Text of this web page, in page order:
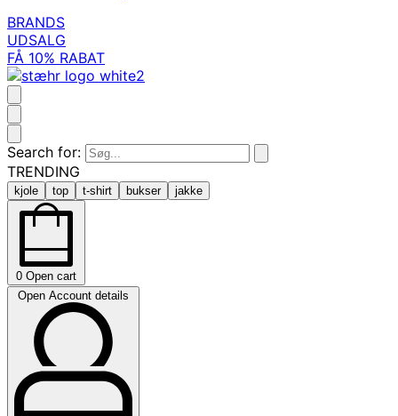
BRANDS
UDSALG
FÅ 10% RABAT
Search for:
TRENDING
kjole top t-shirt bukser jakke
0 Open cart
Open Account details